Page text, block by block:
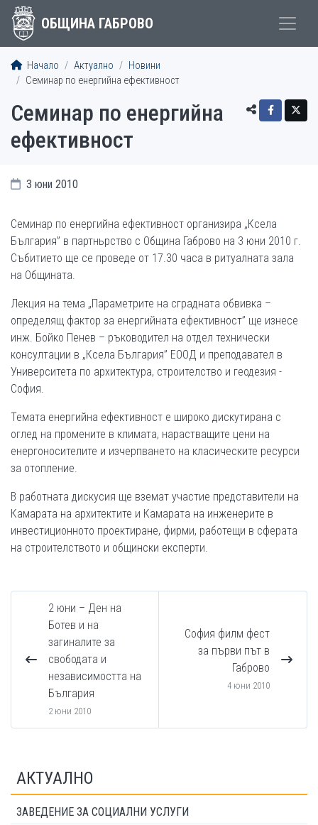
ОБЩИНА ГАБРОВО
Начало Актуално
Новини
Семинар по енергийна ефективност
Семинар по енергийна
ефективност
3 юни 2010
Семинар по енергийна ефективност организира „Ксела
България” в партньрство с Община Габрово на 3 юни 2010 г.
Събитието ще се проведе от 17.30 часа в ритуалната зала
на Общината.
Лекция на тема „Параметрите на сградната обвивка –
определящ фактор за енергийната ефективност” ще изнесе
инж. Бойко Пенев – ръководител на отдел технически
консултации в „Ксела България” ЕООД и преподавател в
Университета по архитектура, строителство и геодезия -
София.
Темата енергийна ефективност е широко дискутирана с
оглед на промените в климата, нарастващите цени на
енергоносителите и изчерпването на класическите ресурси
за отопление.
В работната дискусия ще вземат участие представители на
Камарата на архитектите и Камарата на инженерите в
инвестиционното проектиране, фирми, работещи в сферата
на строителството и общински експерти.
2 юни – Ден на
Ботев и на
загиналите за
свободата и
независимостта на
България
2 юни 2010
София филм фест
за първи път в
Габрово
4 юни 2010
АКТУАЛНО
ЗАВЕДЕНИЕ ЗА СОЦИАЛНИ УСЛУГИ